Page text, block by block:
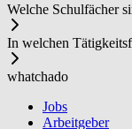
Welche Schulfächer
In welchen
whatchado
Jobs
Arbeitgeber